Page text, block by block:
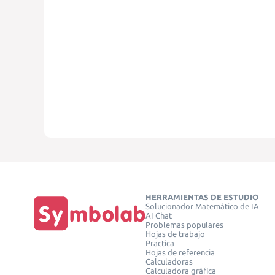
HERRAMIENTAS DE ESTUDIO
Solucionador Matemático de IA
AI Chat
Problemas populares
Hojas de trabajo
Practica
Hojas de referencia
Calculadoras
Calculadora gráfica